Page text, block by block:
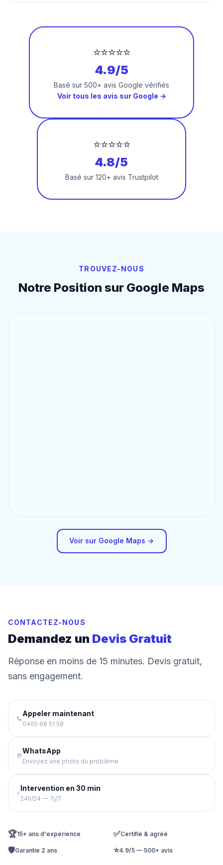
⭐⭐⭐⭐⭐
4.9/5
Basé sur 500+ avis Google vérifiés
Voir tous les avis sur Google →
⭐⭐⭐⭐⭐
4.8/5
Basé sur 120+ avis Trustpilot
TROUVEZ-NOUS
Notre Position sur Google Maps
Voir sur Google Maps →
CONTACTEZ-NOUS
Demandez un Devis Gratuit
Réponse en moins de 15 minutes. Devis gratuit,
sans engagement.
📞
Appeler maintenant
0465 68 51 58
💬
WhatsApp
Envoyez une photo du problème
⚡
Intervention en 30 min
24h/24 — 7j/7
🏆15+ ans d'expérience ✅Certifié & agréé
🛡️Garantie 2 ans ⭐4.9/5 — 500+ avis